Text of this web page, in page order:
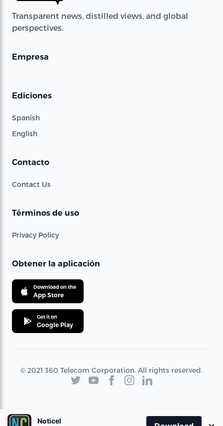
Transparent news, distilled views, and global
perspectives.
Empresa
Ediciones
Spanish
English
Contacto
Contact Us
Términos de uso
Privacy Policy
Obtener la aplicación
Download on the
App Store
Get it on
Google Play
© 2021 360 Telecom Corporation. All rights reserved.
Noticel